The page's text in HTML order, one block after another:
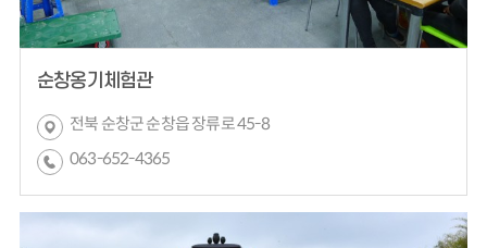
순창옹기체험관
전북 순창군 순창읍 장류로 45-8
063-652-4365